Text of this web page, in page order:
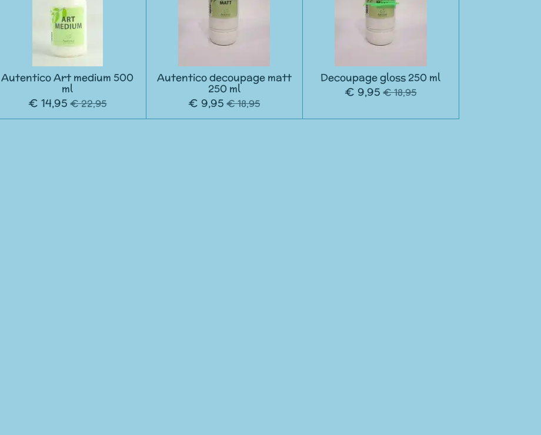
Autentico Art medium 500
ml
€ 14,95 € 22,95
Autentico decoupage matt
250 ml
€ 9,95 € 18,95
Decoupage gloss 250 ml
€ 9,95 € 18,95